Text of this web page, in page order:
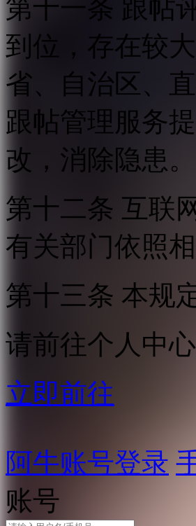
第十一条 跟帖
到位，存在较
省、自治区、
跟帖管理服务
改，消除隐患。
第十二条 互联
有关部门依照
第十三条 本规
请前往个人中
立即前往
阿牛账号登录
账号